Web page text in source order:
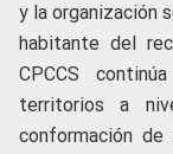
y la organización
habitante del
CPCCS
territorios a
conformación de